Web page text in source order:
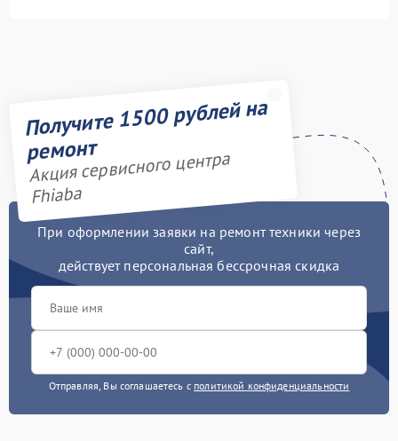
Получите 1500 рублей на
ремонт
Акция сервисного центра
Fhiaba
При оформлении заявки на ремонт техники через
сайт,
действует персональная бессрочная скидка
Отправляя, Вы соглашаетесь с политикой конфиденциальности